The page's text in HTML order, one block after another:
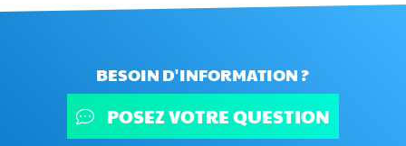
BESOIN D'INFORMATION ?
POSEZ VOTRE QUESTION